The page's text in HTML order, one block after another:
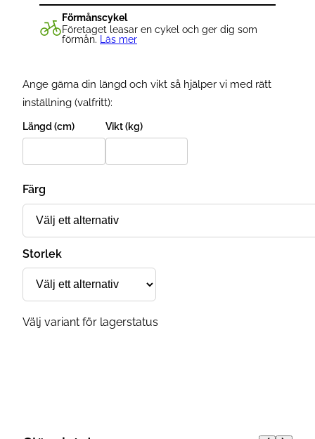
Förmånscykel
Företaget leasar en cykel och ger dig som
förmån.
Läs mer
Ange gärna din längd och vikt så hjälper vi med rätt
inställning (valfritt):
Längd (cm) Vikt (kg)
Färg
Storlek
Välj variant för lagerstatus